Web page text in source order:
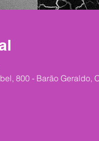
800 - Barão Geraldo,